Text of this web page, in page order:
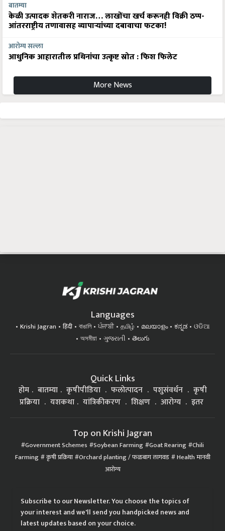
बातम्या
केळी उत्पादक शेतकरी नाराज… लाखोंचा खर्च करूनही विक्री ठप्प-
आंतरराष्ट्रीय तणावासह व्यापाऱ्यांच्या दबावाचा फटका!
आरोग्य सल्ला
आधुनिक आहारातील प्रथिनांचा उत्कृष्ट स्रोत : फिश फिलेट
More News
Languages
Krishi Jagran हिंदी বাঙালি ਪੰਜਾਬੀ தமிழ் മലയാളം ಕನ್ನಡ
ଓଡିଆ
অসমীয়া
ગુજરાતી తెలుగు
Quick Links
होम बातम्या कृषीपीडिया फलोत्पादन पशुसंवर्धन
कृषी
प्रक्रिया
यशकथा यांत्रिकीकरण शिक्षण आरोग्य इतर
Top on Krishi Jagran
Government Schemes Soybean Farming Goat Rearing Chili
Farming कृषी प्रक्रिया Orchard planting / फळबाग लागवड Health मानवी
आरोग्य
Subscribe to our Newsletter. You choose the topics of
your interest and we'll send you handpicked news and
latest updates based on your choice.